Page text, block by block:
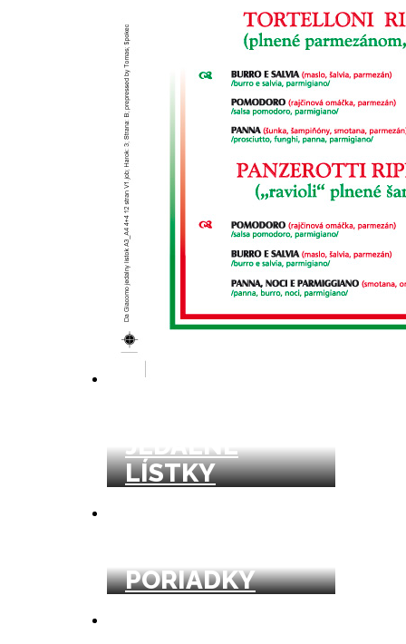
JEDÁLNE
LÍSTKY
PORIADKY